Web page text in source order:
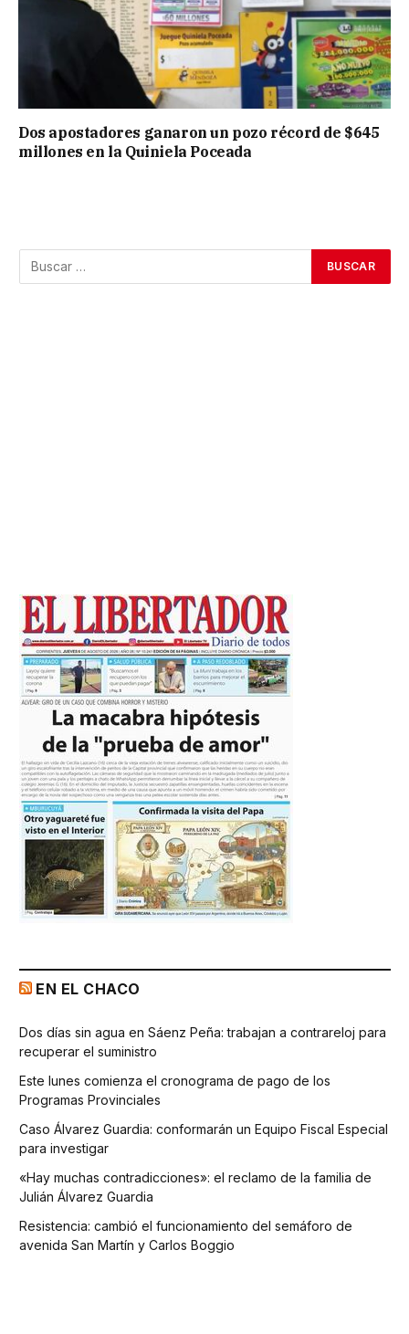
Dos apostadores ganaron un pozo récord de $645
millones en la Quiniela Poceada
EN EL CHACO
Dos días sin agua en Sáenz Peña: trabajan a contrareloj para
recuperar el suministro
Este lunes comienza el cronograma de pago de los
Programas Provinciales
Caso Álvarez Guardia: conformarán un Equipo Fiscal Especial
para investigar
«Hay muchas contradicciones»: el reclamo de la familia de
Julián Álvarez Guardia
Resistencia: cambió el funcionamiento del semáforo de
avenida San Martín y Carlos Boggio